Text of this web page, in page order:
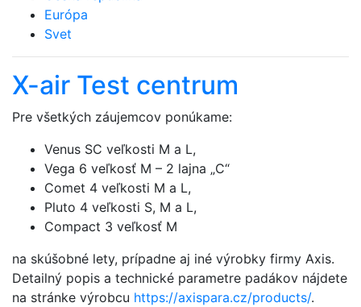
Európa
Svet
X-air Test centrum
Pre všetkých záujemcov ponúkame:
Venus SC veľkosti M a L,
Vega 6 veľkosť M – 2 lajna „C“
Comet 4 veľkosti M a L,
Pluto 4 veľkosti S, M a L,
Compact 3 veľkosť M
na skúšobné lety, prípadne aj iné výrobky firmy Axis.
Detailný popis a technické parametre padákov nájdete
na stránke výrobcu https://axispara.cz/products/.